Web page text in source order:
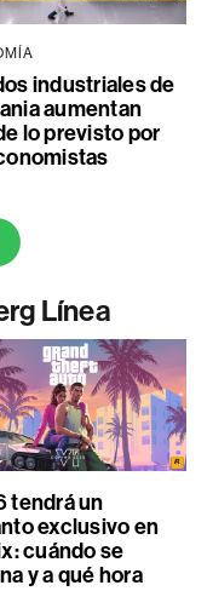
industriales de
aumentan
lo previsto por
Línea
tendrá un
exclusivo en
cuándo se
y a qué hora